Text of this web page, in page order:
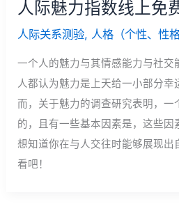
人际魅力指数线上免
人际关系测验, 人格（个性、性
一个人的魅力与其情感能力与社交
人都认为魅力是上天给一小部分幸
而，关于魅力的调查研究表明，一
的，且有一些基本因素是，这些因
想知道你在与人交往时能够展现出
看吧！